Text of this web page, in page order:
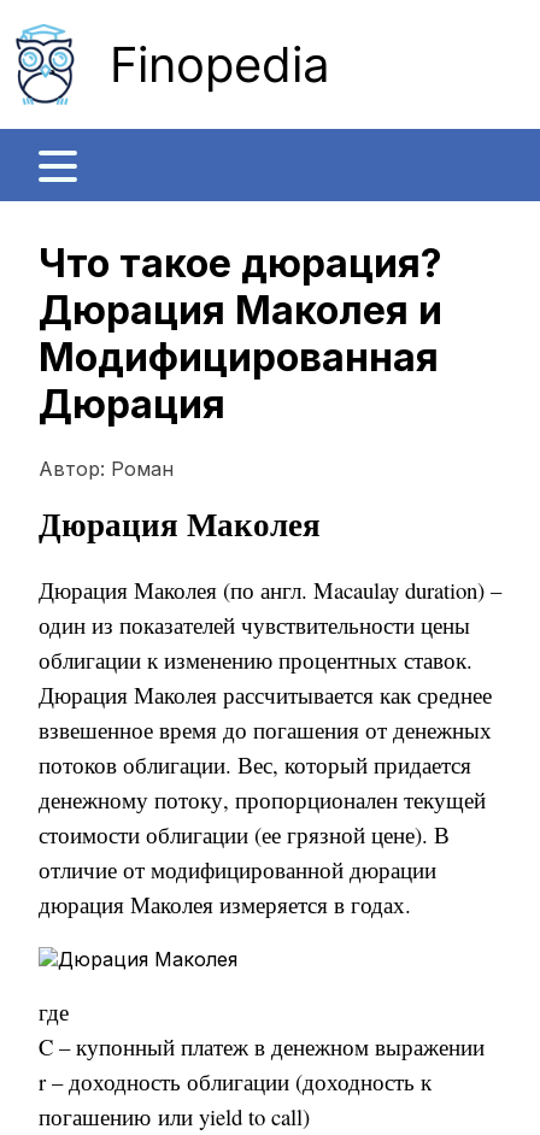
Finopedia
Что такое дюрация?
Дюрация Маколея и
Модифицированная
Дюрация
Автор: Роман
Дюрация Маколея
Дюрация Маколея (по англ. Macaulay duration) –
один из показателей чувствительности цены
облигации к изменению процентных ставок.
Дюрация Маколея рассчитывается как среднее
взвешенное время до погашения от денежных
потоков облигации. Вес, который придается
денежному потоку, пропорционален текущей
стоимости облигации (ее грязной цене). В
отличие от модифицированной дюрации
дюрация Маколея измеряется в годах.
где
C – купонный платеж в денежном выражении
r – доходность облигации (доходность к
погашению или yield to call)